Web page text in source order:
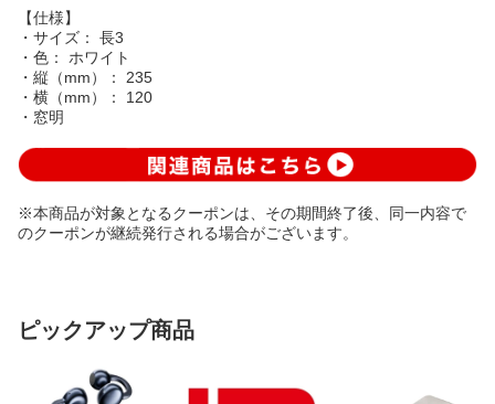
【仕様】
・サイズ： 長3
・色： ホワイト
・縦（mm）： 235
・横（mm）： 120
・窓明
※本商品が対象となるクーポンは、その期間終了後、同一内容で
のクーポンが継続発行される場合がございます。
ピックアップ商品